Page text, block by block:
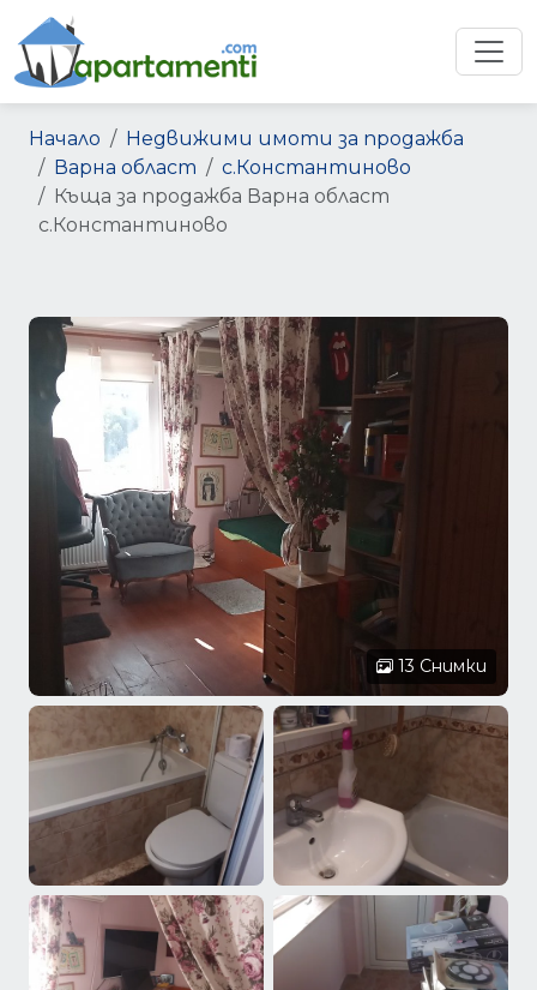
Начало
Недвижими имоти за продажба
Варна област
с.Константиново
Къща за продажба Варна област
с.Константиново
13 Снимки